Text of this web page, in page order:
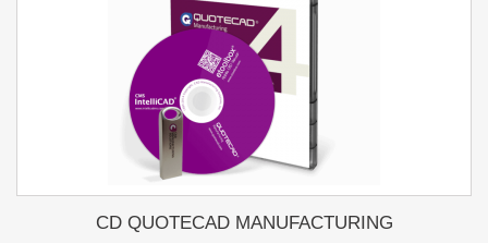
CD QUOTECAD MANUFACTURING